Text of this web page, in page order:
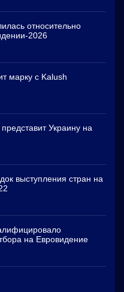
относительно
2026
марку с Kalush
Украину на
выступления стран на
на Евровидение